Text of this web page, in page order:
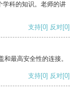
学科的知识。老师的讲
支持[0] 反对[0]
最高安全性的连接。
支持[0] 反对[0]